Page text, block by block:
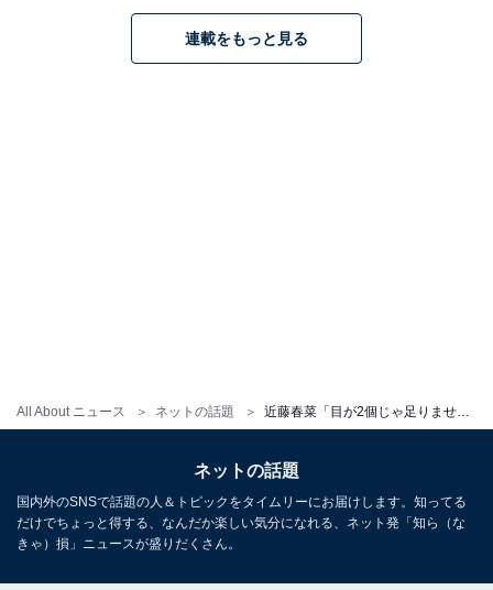
All About ニュース ネットの話題 近藤春菜「目が2個じゃ足りません」MISAMO“推し活”ショットに本田翼も「後ろにも目が欲しい」と賛同
連載をもっと見る
ネットの話題
国内外のSNSで話題の人＆トピックをタイムリーにお届けします。知ってる
だけでちょっと得する、なんだか楽しい気分になれる、ネット発「知ら（な
きゃ）損」ニュースが盛りだくさん。